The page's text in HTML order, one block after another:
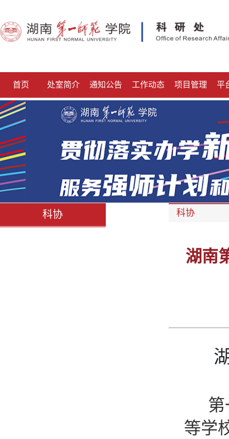
首页 处室简介 通知公告 工作动态 项目管理 平
科协 科协
湖南
第
等学